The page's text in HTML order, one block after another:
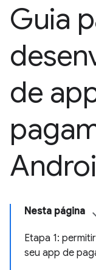
Guia
de
Nesta página
Etapa 1:
seu app de